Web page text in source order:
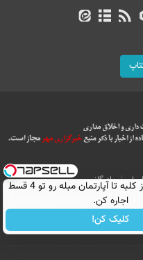
ما
بازرگانی
All Content by Mehr News
Attribution
اجاره‌ قسطی ویلا! از کلبه تا آپارتمان مبله رو تو 4 قسط
اجاره کن.
کلیک کن!